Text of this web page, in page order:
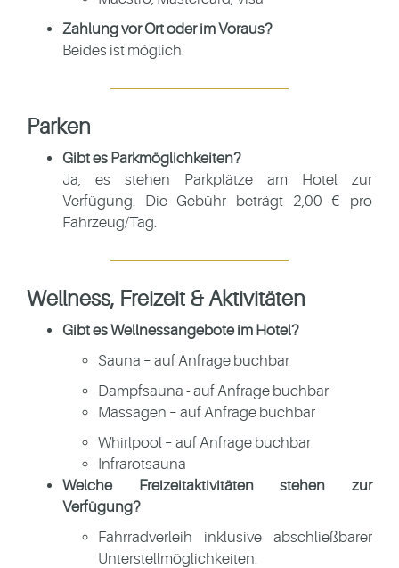
Zahlung vor Ort oder im Voraus?
Beides ist möglich.
Parken
Gibt es Parkmöglichkeiten?
Ja, es stehen Parkplätze am Hotel zur
Verfügung. Die Gebühr beträgt 2,00 € pro
Fahrzeug/Tag.
Wellness, Freizeit & Aktivitäten
Gibt es Wellnessangebote im Hotel?
Sauna – auf Anfrage buchbar
Dampfsauna - auf Anfrage buchbar
Massagen – auf Anfrage buchbar
Whirlpool – auf Anfrage buchbar
Infrarotsauna
Welche Freizeitaktivitäten stehen zur
Verfügung?
Fahrradverleih inklusive abschließbarer
Unterstellmöglichkeiten.